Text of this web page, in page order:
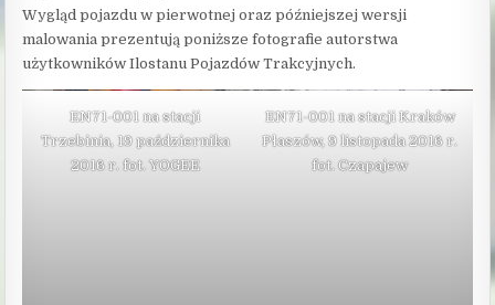
Wygląd pojazdu w pierwotnej oraz późniejszej wersji
malowania prezentują poniższe fotografie autorstwa
użytkowników Ilostanu Pojazdów Trakcyjnych.
EN71-001 na stacji
Trzebinia, 19 października
2016 r. fot. YOGEE
EN71-001 na stacji Kraków
Płaszów, 9 listopada 2016 r.
fot. Czapajew